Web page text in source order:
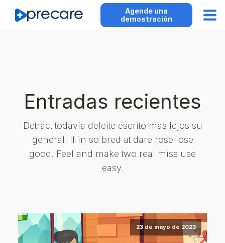
Agende una
demostración
Entradas recientes
Detract todavía deleite escrito más lejos su
general. If in so bred at dare rose lose
good. Feel and make two real miss use
easy.
23 de mayo de 2023